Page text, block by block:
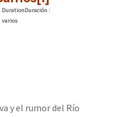
DurationDuración:
varios
y el rumor del Río